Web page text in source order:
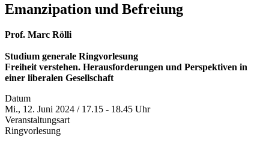
Emanzipation und Befreiung
Prof. Marc Rölli
Studium generale Ringvorlesung
Freiheit verstehen. Herausforderungen und Perspektiven in
einer liberalen Gesellschaft
Datum
Mi., 12. Juni 2024 / 17.15 - 18.45 Uhr
Veranstaltungsart
Ringvorlesung